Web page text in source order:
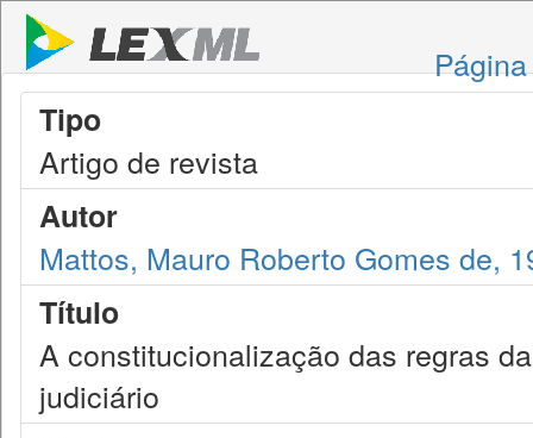
Tipo
Artigo de revista
Autor
Mattos, Mauro Roberto Gomes de,
Título
A constitucionalização das regras
judiciário